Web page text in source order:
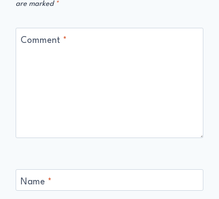
are marked *
Comment *
Name *